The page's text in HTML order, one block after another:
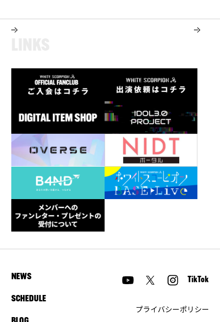
NEWS
SCHEDULE
TikTok
プライバシーポリシー